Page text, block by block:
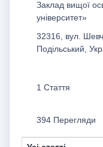
Заклад вищої
університет»
32316, вул.
Подільський,
1 Стаття
394 Перегляди